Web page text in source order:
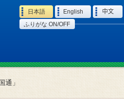
Language
日本語 English 中文
ふりがな ON/OFF
通」